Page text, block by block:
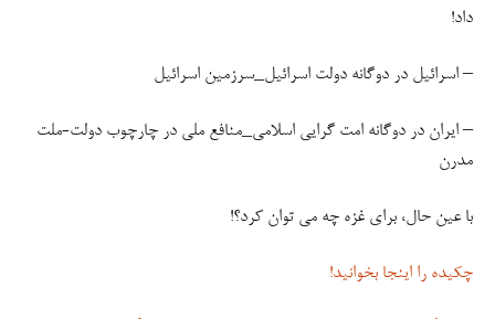
داد!
– اسرائیل در دوگانه دولت اسرائیل_سرزمین اسرائیل
– ایران در دوگانه امت گرایی اسلامی_منافع ملی در چارچوب دولت-ملت
مدرن
با عین حال، برای غزه چه می توان کرد؟!
چکیده را اینجا بخوانید!